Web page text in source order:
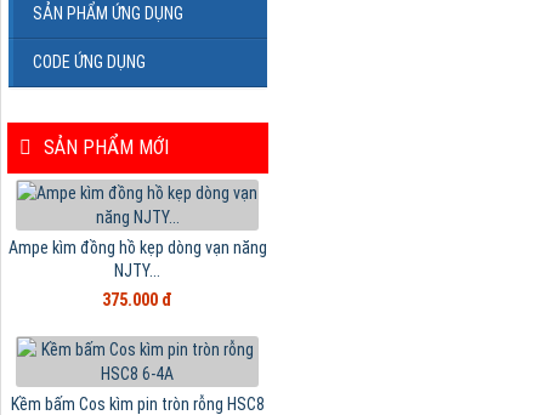
SẢN PHẨM ỨNG DỤNG
CODE ỨNG DỤNG
SẢN PHẨM MỚI
Ampe kìm đồng hồ kẹp dòng vạn năng
NJTY...
375.000 đ
Kềm bấm Cos kìm pin tròn rỗng HSC8